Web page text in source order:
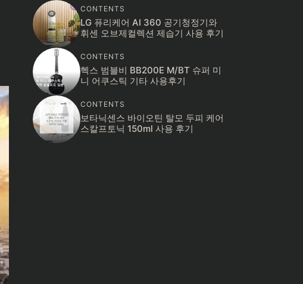
CONTENTS
LG 퓨리케어 AI 360 공기청정기와
휘센 오브제컬렉션 제습기 사용 후기
CONTENTS
헥스 범블비 BB200E M/BT 슈퍼 미
니 어쿠스틱 기타 사용후기
CONTENTS
보타닉센스 바이오틴 탈모 두피 케어
스칼프토닉 150ml 사용 후기